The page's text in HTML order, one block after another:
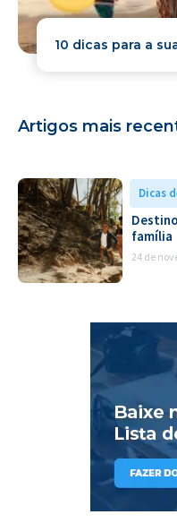
10 dicas para a
Artigos mais
Dicas
família
24 de